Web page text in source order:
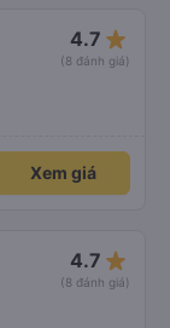
4.7 star_rate
(8 đánh giá)
Xem giá
4.7 star_rate
(8 đánh giá)